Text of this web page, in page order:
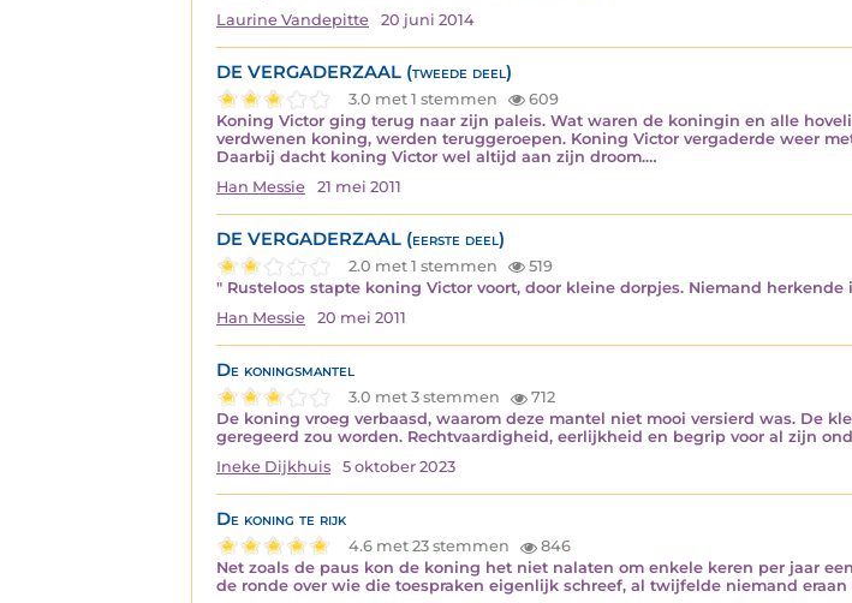
Laurine Vandepitte
20 juni 2014
DE VERGADERZAAL (tweede deel)
3.0 met 1 stemmen
609
Koning Victor ging terug naar zijn paleis. Wat waren de koningin en alle
verdwenen koning, werden teruggeroepen. Koning Victor vergaderde weer
Daarbij dacht koning Victor wel altijd aan zijn droom.…
Han Messie
21 mei 2011
DE VERGADERZAAL (eerste deel)
2.0 met 1 stemmen
519
" Rusteloos stapte koning Victor voort, door kleine dorpjes. Niemand
Han Messie
20 mei 2011
De koningsmantel
3.0 met 3 stemmen
712
De koning vroeg verbaasd, waarom deze mantel niet mooi versierd was. De
geregeerd zou worden. Rechtvaardigheid, eerlijkheid en begrip voor al zijn
Ineke Dijkhuis
5 oktober 2023
De koning te rijk
4.6 met 23 stemmen
846
Net zoals de paus kon de koning het niet nalaten om enkele keren per jaar
de ronde over wie die toespraken eigenlijk schreef, al twijfelde niemand